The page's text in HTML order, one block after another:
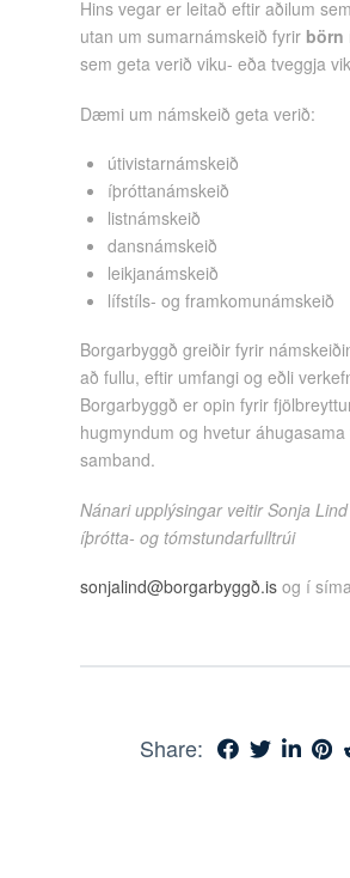
Hins vegar er leitað eftir aðilum
utan um sumarnámskeið fyrir börn
sem geta verið viku- eða tveggja
Dæmi um námskeið geta verið:
útivistarnámskeið
íþróttanámskeið
listnámskeið
dansnámskeið
leikjanámskeið
lífstíls- og framkomunámskeið
Borgarbyggð greiðir fyrir
að fullu, eftir umfangi og eðli
Borgarbyggð er opin fyrir
hugmyndum og hvetur
samband.
Nánari upplýsingar veitir Sonja
íþrótta- og tómstundarfulltrúi
sonjalind@borgarbyggð.is og í
Share: